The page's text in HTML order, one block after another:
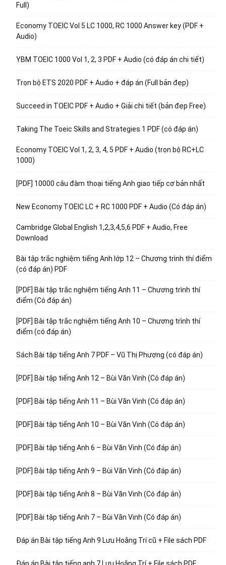
Full)
Economy TOEIC Vol 5 LC 1000, RC 1000 Answer key (PDF +
Audio)
YBM TOEIC 1000 Vol 1, 2, 3 PDF + Audio (có đáp án chi tiết)
Trọn bộ ETS 2020 PDF + Audio + đáp án (Full bản đẹp)
Succeed in TOEIC PDF + Audio + Giải chi tiết (bản đẹp Free)
Taking The Toeic Skills and Strategies 1 PDF (có đáp án)
Economy TOEIC Vol 1, 2, 3, 4, 5 PDF + Audio (trọn bộ RC+LC
1000)
[PDF] 10000 câu đàm thoại tiếng Anh giao tiếp cơ bản nhất
New Economy TOEIC LC + RC 1000 PDF + Audio (Có đáp án)
Cambridge Global English 1,2,3,4,5,6 PDF + Audio, Free
Download
Bài tập trắc nghiệm tiếng Anh lớp 12 – Chương trình thí điểm
(có đáp án) PDF
[PDF] Bài tập trắc nghiệm tiếng Anh 11 – Chương trình thí
điểm (Có đáp án)
[PDF] Bài tập trắc nghiệm tiếng Anh 10 – Chương trình thí
điểm (có đáp án)
Sách Bài tập tiếng Anh 7 PDF – Vũ Thị Phượng (có đáp án)
[PDF] Bài tập tiếng Anh 12 – Bùi Văn Vinh (Có đáp án)
[PDF] Bài tập tiếng Anh 11 – Bùi Văn Vinh (Có đáp án)
[PDF] Bài tập tiếng Anh 10 – Bùi Văn Vinh (Có đáp án)
[PDF] Bài tập tiếng Anh 6 – Bùi Văn Vinh (Có đáp án)
[PDF] Bài tập tiếng Anh 9 – Bùi Văn Vinh (Có đáp án)
[PDF] Bài tập tiếng Anh 8 – Bùi Văn Vinh (Có đáp án)
[PDF] Bài tập tiếng Anh 7 – Bùi Văn Vinh (Có đáp án)
Đáp án Bài tập tiếng Anh 9 Lưu Hoằng Trí cũ + File sách PDF